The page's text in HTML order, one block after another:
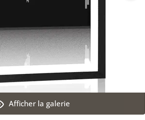
Afficher la galerie